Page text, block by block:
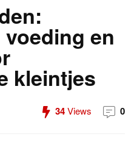
en
kleintjes
34Views 0